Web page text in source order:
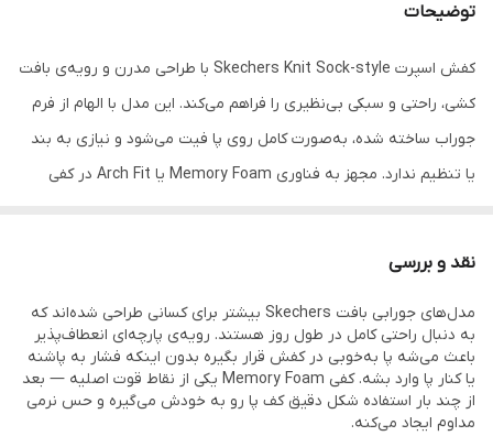
توضیحات
کفش اسپرت Skechers Knit Sock-style با طراحی مدرن و رویه‌ی بافت
کشی، راحتی و سبکی بی‌نظیری را فراهم می‌کند. این مدل با الهام از فرم
جوراب ساخته شده، به‌صورت کامل روی پا فیت می‌شود و نیازی به بند
یا تنظیم ندارد. مجهز به فناوری Memory Foam یا Arch Fit در کفی
ویژگی‌ها:
- برند: Skechers
- مدل: بافت جورابی / Sock-knit / Memory Foam
- جنس رویه: پارچه بافتنی کشی و قابل تنفس
نقد و بررسی
مدل‌های جورابی بافت Skechers بیشتر برای کسانی طراحی شده‌اند که
به دنبال راحتی کامل در طول روز هستند. رویه‌ی پارچه‌ای انعطاف‌پذیر
باعث می‌شه پا به‌خوبی در کفش قرار بگیره بدون اینکه فشار به پاشنه
یا کنار پا وارد بشه. کفی Memory Foam یکی از نقاط قوت اصلیه — بعد
از چند بار استفاده شکل دقیق کف پا رو به خودش می‌گیره و حس نرمی
مداوم ایجاد می‌کنه.